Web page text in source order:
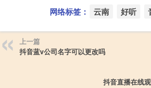
网络标签： 云南 好听
上一篇
抖音蓝v公司名字可以更改吗
抖音直播在线